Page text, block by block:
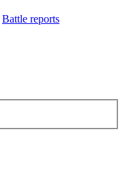
Battle reports